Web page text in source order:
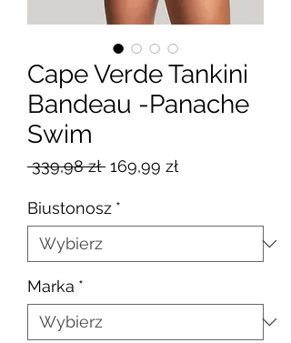
Cape Verde Tankini
Bandeau -Panache
Swim
339,98 zł Regularna
169,99 złCena
Biustonosz *
Marka *